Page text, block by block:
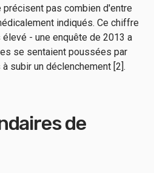
pas combien d'entre
indiqués. Ce chiffre
- une enquête de 2013 a
se sentaient poussées par
subir un déclenchement [2].
de